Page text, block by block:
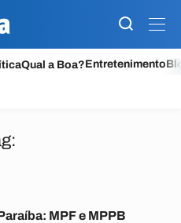
Qual a Boa?Entretenimento
MPF e MPPB